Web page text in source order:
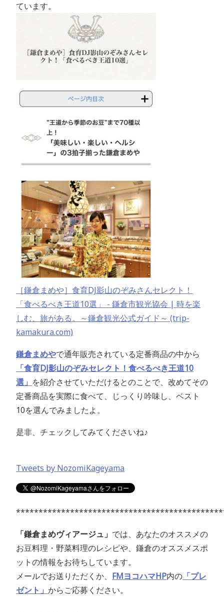
ています。
［鎌倉まめや］食育DJ影山のぞみさんセレクト！
「食べるべき王道10選」 - 鎌倉市観光協会 | 時を楽
しむ、旅がある。～鎌倉観光公式ガイド～ (trip-
kamakura.com)
鎌倉まめやで通年販売されている定番商品の中から
「食育DJ影山のぞみセレクト！食べるべき王道10
選」 を紹介させていただけるとのことで、改めてその
定番商品を実際に食べて、じっくり吟味し、ベスト
10を選んでみましたよ。
是非、チェックしてみてくださいね♪
Tweets by NozomiKageyama
「鎌倉まめヴィアージュ」 では、あなたのオススメの
お豆料理・野菜料理のレシピや、鎌倉のオススメスポ
ットの情報をお待ちしています。
メールでお送りただくか、 FMヨコハマHP内の 「プレ
ゼント」 からご応募ください。